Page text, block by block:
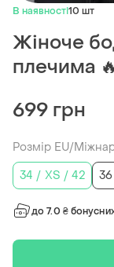
В наявності10 шт
Жіноче
плечима
699 грн
Розмір EU/
34 / XS / 42
до 7.0 ₴